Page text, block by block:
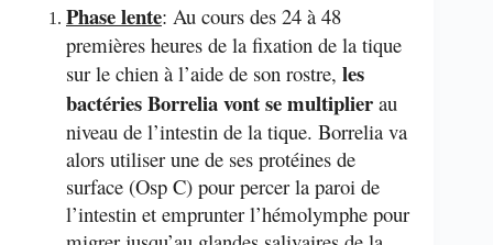
Phase lente: Au cours des 24 à 48
premières heures de la fixation de la tique
sur le chien à l’aide de son rostre, les
bactéries Borrelia vont se multiplier au
niveau de l’intestin de la tique. Borrelia va
alors utiliser une de ses protéines de
surface (Osp C) pour percer la paroi de
l’intestin et emprunter l’hémolymphe pour